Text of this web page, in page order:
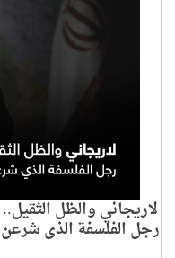
لاريجاني والظل الثقيل..
رجل الفلسفة الذي شرعن